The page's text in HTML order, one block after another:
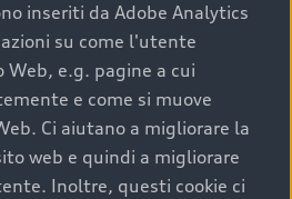
contenuto corrisponde a
veicolo e a una maggiore
una documentazione
certifica una manutenzione
inseriti da Adobe Analytics
su come l'utente
e.g. pagine a cui
e come si muove
Ci aiutano a migliorare la
web e quindi a migliorare
Inoltre, questi cookie ci